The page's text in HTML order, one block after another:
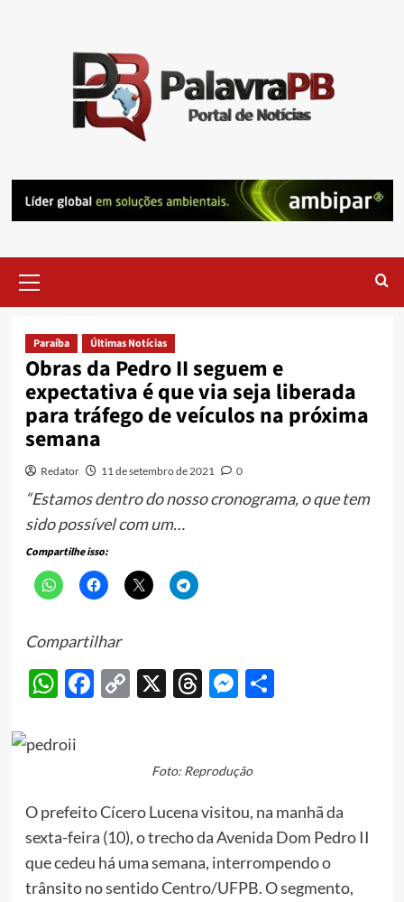
Menu
Paraíba Últimas Notícias
Obras da Pedro II seguem e
expectativa é que via seja liberada
para tráfego de veículos na próxima
semana
Redator 11 de setembro de 2021 0
“Estamos dentro do nosso cronograma, o que tem
sido possível com um…
Compartilhe isso:
Compartilhar
WhatsApp
Facebook
Copy
X Threads
Messenger
Share
Foto: Reprodução
O prefeito Cícero Lucena visitou, na manhã da
sexta-feira (10), o trecho da Avenida Dom Pedro II
que cedeu há uma semana, interrompendo o
trânsito no sentido Centro/UFPB. O segmento,